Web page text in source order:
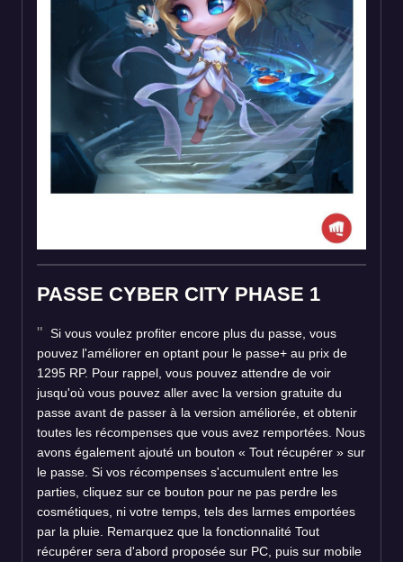
PASSE CYBER CITY PHASE 1
Si vous voulez profiter encore plus du passe, vous
pouvez l'améliorer en optant pour le passe+ au prix de
1295 RP. Pour rappel, vous pouvez attendre de voir
jusqu'où vous pouvez aller avec la version gratuite du
passe avant de passer à la version améliorée, et obtenir
toutes les récompenses que vous avez remportées. Nous
avons également ajouté un bouton « Tout récupérer » sur
le passe. Si vos récompenses s'accumulent entre les
parties, cliquez sur ce bouton pour ne pas perdre les
cosmétiques, ni votre temps, tels des larmes emportées
par la pluie. Remarquez que la fonctionnalité Tout
récupérer sera d'abord proposée sur PC, puis sur mobile